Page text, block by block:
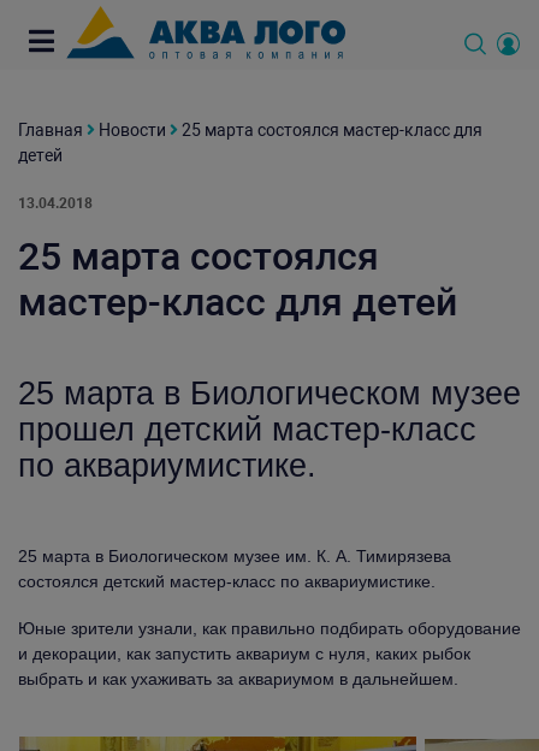
Главная Новости
25 марта состоялся мастер-класс для
детей
13.04.2018
25 марта состоялся
мастер-класс для детей
25 марта в Биологическом музее
прошел детский мастер-класс
по аквариумистике.
25 марта в Биологическом музее им. К. А. Тимирязева
состоялся детский мастер-класс по аквариумистике.
Юные зрители узнали, как правильно подбирать оборудование
и декорации, как запустить аквариум с нуля, каких рыбок
выбрать и как ухаживать за аквариумом в дальнейшем.